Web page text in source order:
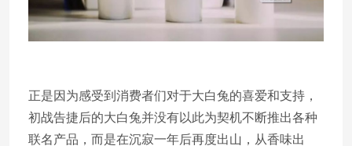
正是因为感受到消费者们对于大白兔的喜爱和支持，
初战告捷后的大白兔并没有以此为契机不断推出各种
联名产品，而是在沉寂一年后再度出山，从香味出